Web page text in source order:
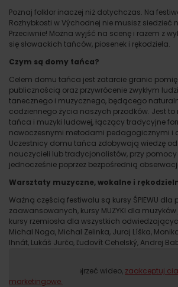
Poznaj folklor inaczej niż dotychczas. Na
Rozhybkosti w Východnej nie musisz siedzieć
Przeciwnie! Można wyjść na scenę i razem z
się słowackich tańców, piosenek i rękodzieła.
Czym są domy tańca?
Celem domu tańca jest zatarcie granic
publicznością oraz przywrócenie zwykłym
tanecznego i muzycznego, będącego
codziennego życia naszych przodków. Jest
tańca i muzyki ludowej, łączący tradycyjne
nowoczesnymi metodami pedagogicznymi i
Uczestnicy domu tańca zdobywają wiedzę
nauczycieli lub tradycjonalistów, przy
jednocześnie poprzez bezpośrednią
Warsztaty muzyczne, wokalne i
Ważną częścią festiwalu są kursy ŚPIEWU
zaawansowanych, kursy MUZYKI dla
kursy rzemiosła dla wszystkich
Michal Noga, Michal Zelinka, Juraj Líška,
Ihnát, Lukáš Jurčo, Ľudovít Cehelský, Andrej
Proszę, aby obejrzeć wideo, zaakceptuj
marketingowe.